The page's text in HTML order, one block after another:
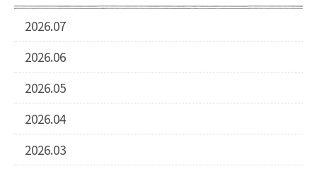
2026.07
2026.06
2026.05
2026.04
2026.03